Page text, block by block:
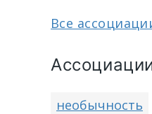
Все
необычность